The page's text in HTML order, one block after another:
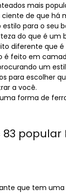
mais
de que há
para o seu
do que é um
diferente que é
é feito em
um
para escolher
a você.
forma de
83
que tem